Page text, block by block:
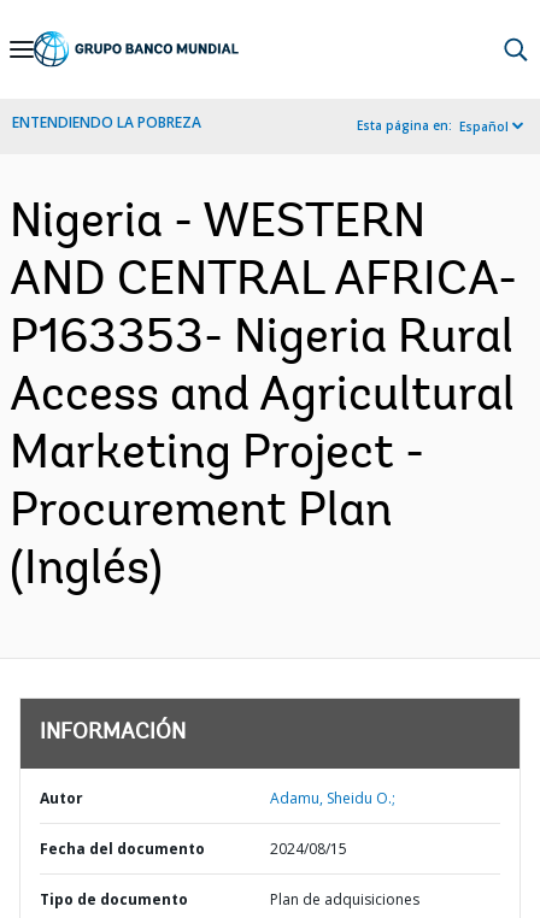
Skip
Navigation
ENTENDIENDO LA POBREZA Esta página en: Español
Nigeria - WESTERN
AND CENTRAL AFRICA-
P163353- Nigeria Rural
Access and Agricultural
Marketing Project -
Procurement Plan
(Inglés)
INFORMACIÓN
Autor Adamu, Sheidu O.;
Fecha del documento 2024/08/15
Tipo de documento Plan de adquisiciones